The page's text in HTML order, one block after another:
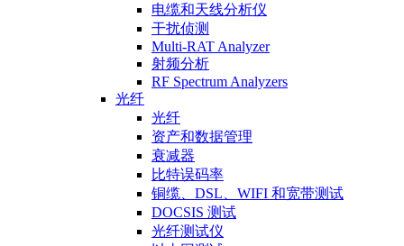
电缆和天线分析仪
干扰侦测
Multi-RAT Analyzer
射频分析
RF Spectrum Analyzers
光纤
光纤
资产和数据管理
衰减器
比特误码率
铜缆、DSL、WIFI 和宽带测试
DOCSIS 测试
光纤测试仪